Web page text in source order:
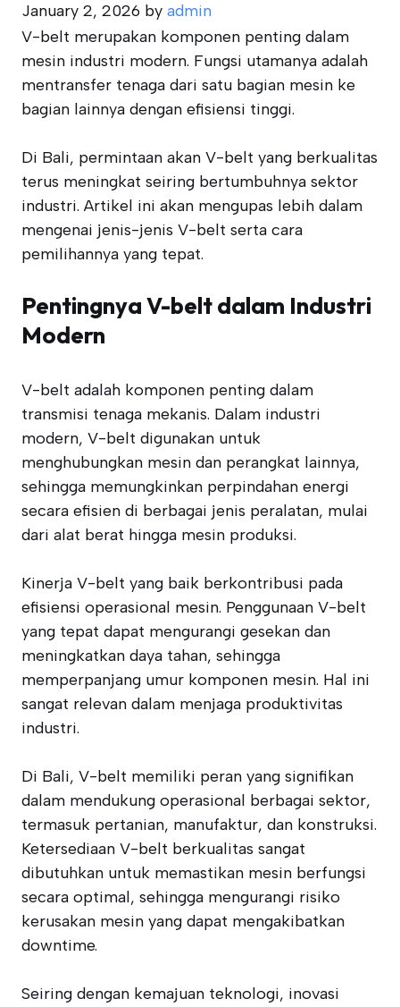
January 2, 2026 by admin
V-belt merupakan komponen penting dalam
mesin industri modern. Fungsi utamanya adalah
mentransfer tenaga dari satu bagian mesin ke
bagian lainnya dengan efisiensi tinggi.
Di Bali, permintaan akan V-belt yang berkualitas
terus meningkat seiring bertumbuhnya sektor
industri. Artikel ini akan mengupas lebih dalam
mengenai jenis-jenis V-belt serta cara
pemilihannya yang tepat.
Pentingnya V-belt dalam Industri
Modern
V-belt adalah komponen penting dalam
transmisi tenaga mekanis. Dalam industri
modern, V-belt digunakan untuk
menghubungkan mesin dan perangkat lainnya,
sehingga memungkinkan perpindahan energi
secara efisien di berbagai jenis peralatan, mulai
dari alat berat hingga mesin produksi.
Kinerja V-belt yang baik berkontribusi pada
efisiensi operasional mesin. Penggunaan V-belt
yang tepat dapat mengurangi gesekan dan
meningkatkan daya tahan, sehingga
memperpanjang umur komponen mesin. Hal ini
sangat relevan dalam menjaga produktivitas
industri.
Di Bali, V-belt memiliki peran yang signifikan
dalam mendukung operasional berbagai sektor,
termasuk pertanian, manufaktur, dan konstruksi.
Ketersediaan V-belt berkualitas sangat
dibutuhkan untuk memastikan mesin berfungsi
secara optimal, sehingga mengurangi risiko
kerusakan mesin yang dapat mengakibatkan
downtime.
Seiring dengan kemajuan teknologi, inovasi